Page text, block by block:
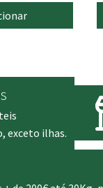
exceto ilhas.